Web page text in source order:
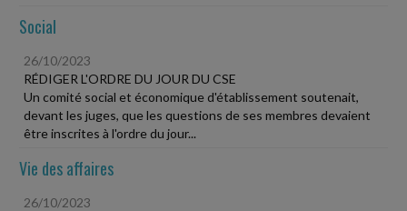
Social
26/10/2023
RÉDIGER L'ORDRE DU JOUR DU CSE
Un comité social et économique d'établissement soutenait,
devant les juges, que les questions de ses membres devaient
être inscrites à l'ordre du jour...
Vie des affaires
26/10/2023